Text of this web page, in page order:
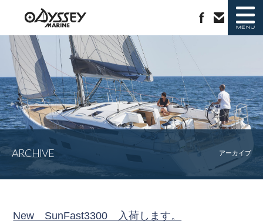
ニュース
中古艇情報 ラインナップ
ジャノー社について 会社概要
ARCHIVE アーカイブ
New SunFast3300 入荷します。